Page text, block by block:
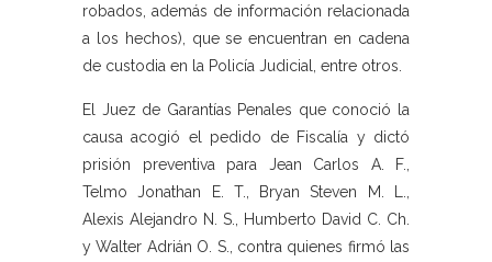
robados, además de información relacionada
a los hechos), que se encuentran en cadena
de custodia en la Policía Judicial, entre otros.
El Juez de Garantías Penales que conoció la
causa acogió el pedido de Fiscalía y dictó
prisión preventiva para Jean Carlos A. F.,
Telmo Jonathan E. T., Bryan Steven M. L.,
Alexis Alejandro N. S., Humberto David C. Ch.
y Walter Adrián O. S., contra quienes firmó las